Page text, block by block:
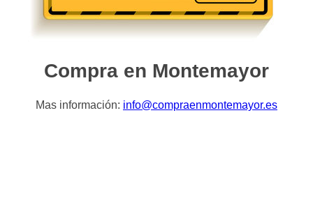
Compra en Montemayor
Mas información: info@compraenmontemayor.es